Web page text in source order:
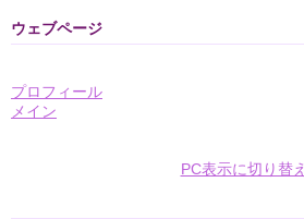
ウェブページ
プロフィール
メイン
PC表示に切り替え